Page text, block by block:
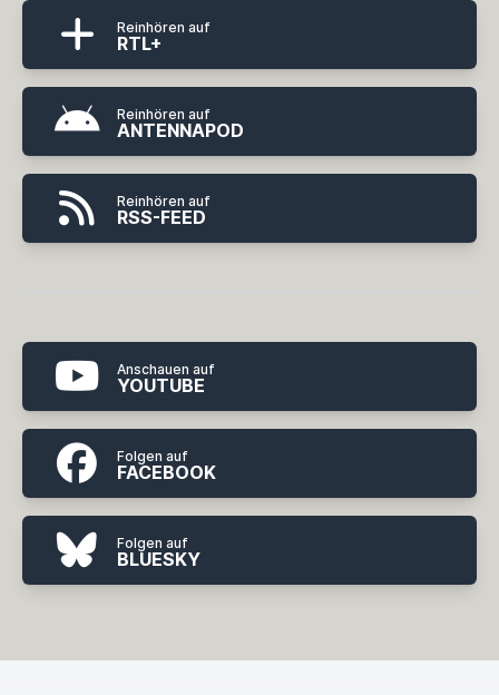
Reinhören auf
RTL+
Reinhören auf
ANTENNAPOD
Reinhören auf
RSS-FEED
Anschauen auf
YOUTUBE
Folgen auf
FACEBOOK
Folgen auf
BLUESKY